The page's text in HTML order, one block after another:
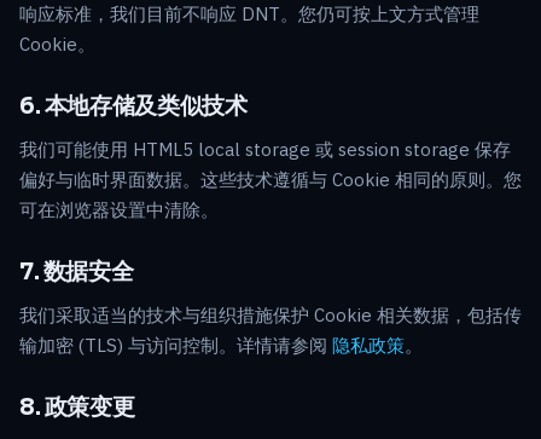
响应标准，我们目前不响应 DNT。您仍可按上文方式管理
Cookie。
6. 本地存储及类似技术
我们可能使用 HTML5 local storage 或 session storage 保存
偏好与临时界面数据。这些技术遵循与 Cookie 相同的原则。您
可在浏览器设置中清除。
7. 数据安全
我们采取适当的技术与组织措施保护 Cookie 相关数据，包括传
输加密 (TLS) 与访问控制。详情请参阅 隐私政策。
8. 政策变更